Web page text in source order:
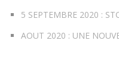
5 SEPTEMBRE 2020 :
AOUT 2020 : UNE